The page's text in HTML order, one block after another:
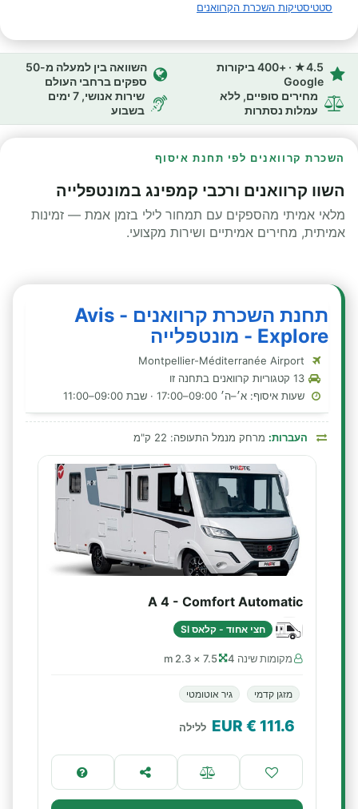
סטטיסטיקות השכרת הקרוואנים
4.5★ · +400 ביקורות
Google
השוואה בין למעלה מ-50
ספקים ברחבי העולם
מחירים סופיים, ללא
עמלות נסתרות
שירות אנושי, 7 ימים
בשבוע
השכרת קרוואנים לפי תחנת איסוף
השוו קרוואנים ורכבי קמפינג במונטפלייה
מלאי אמיתי מהספקים עם תמחור לילי בזמן אמת — זמינות
אמיתית, מחירים אמיתיים ושירות מקצועי.
תחנת השכרת קרוואנים - Avis
Explore - מונטפלייה
שעות איסוף: א׳–ה׳ 09:00–17:00 · שבת 09:00–11:00
העברות: מרחק מנמל התעופה: 22 ק"מ
A 4 - Comfort Automatic
חצי אחוד - קלאס SI
מקומות שינה 4 7.5 × 2.3 m
מזגן קדמי גיר אוטומטי
111.6
€ EUR ללילה